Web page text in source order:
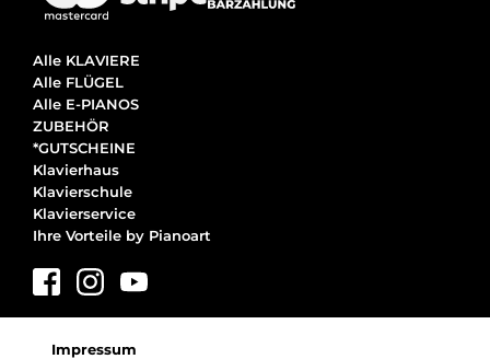
Alle KLAVIERE
Alle FLÜGEL
Alle E-PIANOS
ZUBEHÖR
*GUTSCHEINE
Klavierhaus
Klavierschule
Klavierservice
Ihre Vorteile by Pianoart
Impressum